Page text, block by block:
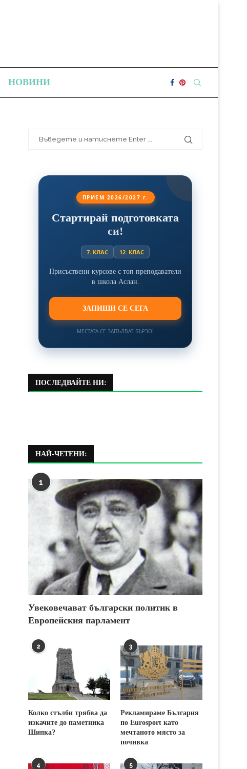
НОВИНИ
ПРИЕМ 2026/2027 г.
Стартирай подготовката
си!
7. КЛАС 12. КЛАС
Присъствени курсове с топ преподаватели
в школа Аслан.
ЗАПИШИ СЕ СЕГА
МЕСТАТА СЕ ЗАПЪЛВАТ БЪРЗО!
ПОСЛЕДВАЙТЕ НИ:
НАЙ-ЧЕТЕНИ:
1
Увековечават български политик в
Европейския парламент
2
Колко стълби трябва да
изкачите до паметника
Шипка?
3
Рекламираме България
по Eurosport като
мечтаното място за
почивка
4 5